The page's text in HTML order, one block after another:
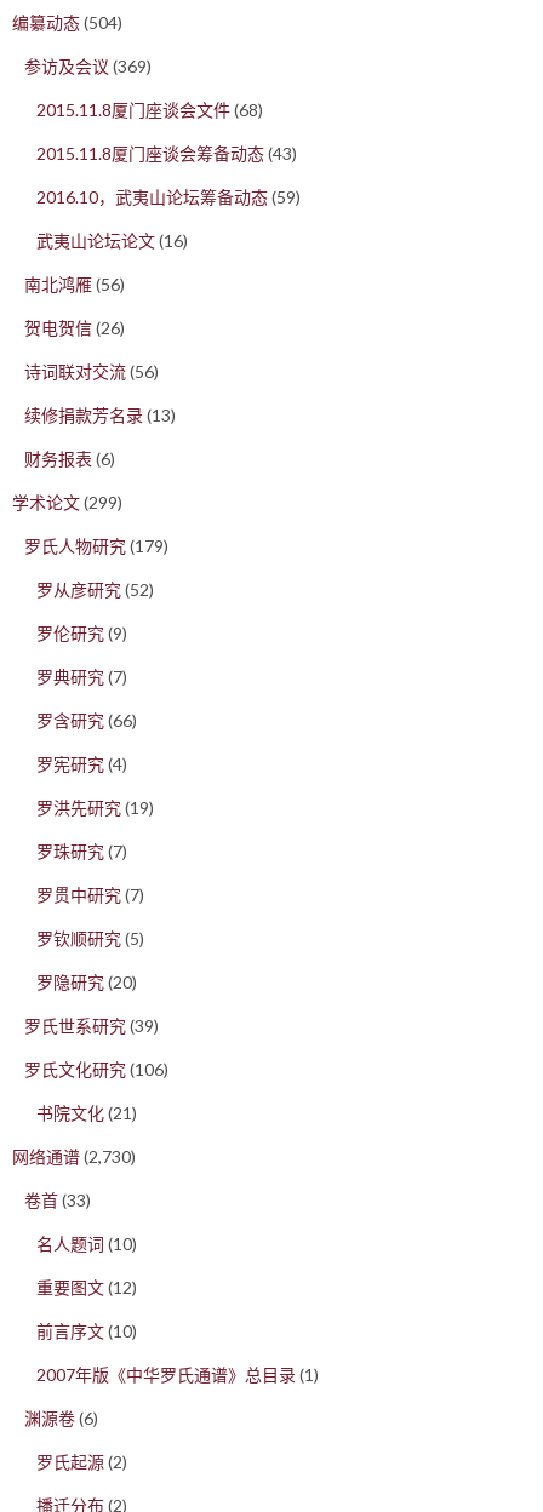
编纂动态(504)
参访及会议 (369)
2015.11.8厦门座谈会文件(68)
2015.11.8厦门座谈会筹备动态(43)
2016.10，武夷山论坛筹备动态(59)
武夷山论坛论文(16)
南北鸿雁(56)
贺电贺信(26)
诗词联对交流(56)
续修捐款芳名录(13)
财务报表 (6)
学术论文(299)
罗氏人物研究(179)
罗从彦研究(52)
罗伦研究(9)
罗典研究(7)
罗含研究(66)
罗宪研究(4)
罗洪先研究(19)
罗珠研究(7)
罗贯中研究(7)
罗钦顺研究(5)
罗隐研究(20)
罗氏世系研究(39)
罗氏文化研究(106)
书院文化(21)
网络通谱(2,730)
卷首(33)
名人题词 (10)
重要图文(12)
前言序文(10)
2007年版《中华罗氏通谱》总目录(1)
渊源卷(6)
罗氏起源(2)
播迁分布(2)